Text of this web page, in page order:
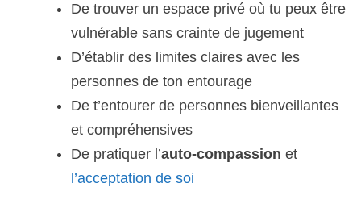
De trouver un espace privé où tu peux être
vulnérable sans crainte de jugement
D’établir des limites claires avec les
personnes de ton entourage
De t’entourer de personnes bienveillantes
et compréhensives
De pratiquer l’auto-compassion et
l’acceptation de soi